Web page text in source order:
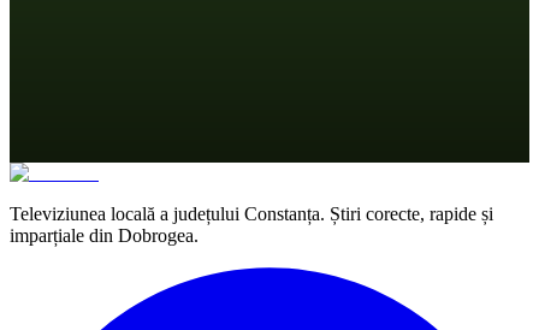
Televiziunea locală a județului Constanța. Știri corecte, rapide și
imparțiale din Dobrogea.